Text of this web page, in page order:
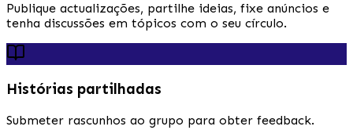
Publique actualizações, partilhe ideias, fixe anúncios e
tenha discussões em tópicos com o seu círculo.
Histórias partilhadas
Submeter rascunhos ao grupo para obter feedback.